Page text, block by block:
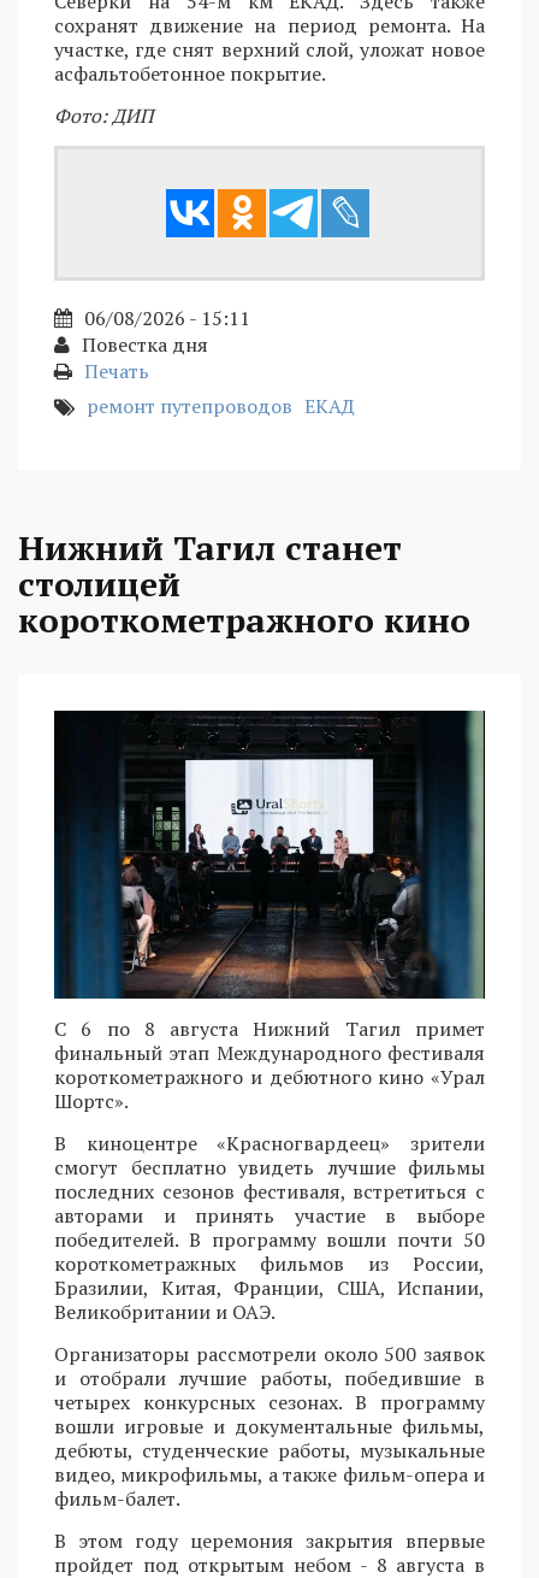
сохранят движение на период ремонта. На
участке, где снят верхний слой, уложат новое
асфальтобетонное покрытие.
Фото: ДИП
06/08/2026 - 15:11
Повестка дня
Печать
ремонт путепроводов ЕКАД
Нижний Тагил станет
столицей
короткометражного кино
С 6 по 8 августа Нижний Тагил примет
финальный этап Международного фестиваля
короткометражного и дебютного кино «Урал
Шортс».
В киноцентре «Красногвардеец» зрители
смогут бесплатно увидеть лучшие фильмы
последних сезонов фестиваля, встретиться с
авторами и принять участие в выборе
победителей. В программу вошли почти 50
короткометражных фильмов из России,
Бразилии, Китая, Франции, США, Испании,
Великобритании и ОАЭ.
Организаторы рассмотрели около 500 заявок
и отобрали лучшие работы, победившие в
четырех конкурсных сезонах. В программу
вошли игровые и документальные фильмы,
дебюты, студенческие работы, музыкальные
видео, микрофильмы, а также фильм-опера и
фильм-балет.
В этом году церемония закрытия впервые
пройдет под открытым небом - 8 августа в